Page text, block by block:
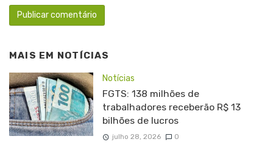
MAIS EM NOTÍCIAS
Notícias
FGTS: 138 milhões de
trabalhadores receberão R$ 13
bilhões de lucros
julho 28, 2026 0